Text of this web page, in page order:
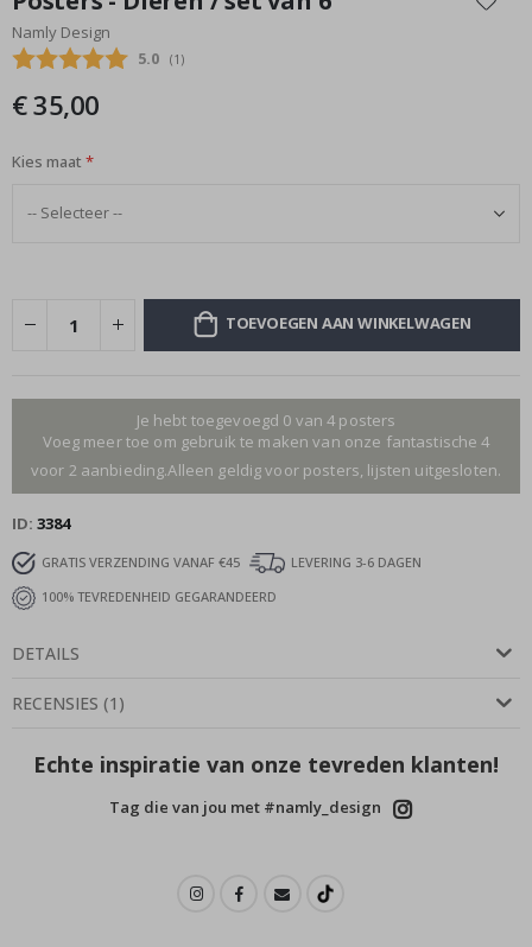
het
begin
van
afbeeldingen-
Namly Design
Gemiddelde beoordeling:
5.0 (aantal stemmen:
1 )
€ 35,00
Kies maat
TOEVOEGEN AAN WINKELWAGEN
Je hebt toegevoegd 0 van 4 posters
Voeg meer toe om gebruik te maken van onze fantastische 4
voor 2 aanbieding.Alleen geldig voor posters, lijsten uitgesloten.
ID 3384
GRATIS VERZENDING VANAF €45
LEVERING 3-6 DAGEN
100% TEVREDENHEID GEGARANDEERD
DETAILS
RECENSIES (1 )
Echte inspiratie van onze tevreden klanten!
Tag die van jou met #namly_design